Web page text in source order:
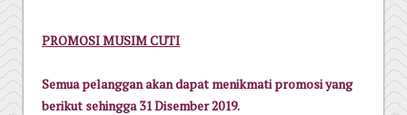
PROMOSI MUSIM CUTI
Semua pelanggan akan dapat menikmati promosi yang
berikut sehingga 31 Disember 2019.